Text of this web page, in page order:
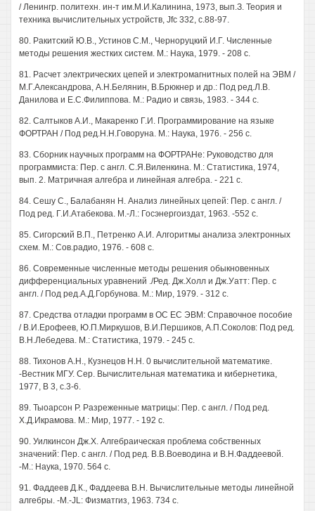
/ Ленингр. политехн. ин-т им.М.И.Калинина, 1973, вып.З. Теория и
техника вычислительных устройств, Jfc 332, с.88-97.
80. Ракитский Ю.В., Устинов С.М., Черноруцкий И.Г. Численные
методы решения жестких систем. М.: Наука, 1979. - 208 с.
81. Расчет электрических цепей и электромагнитных полей на ЭВМ /
М.Г.Александрова, А.Н.Белянин, В.Брюкнер и др.: Под ред.Л.В.
Данилова и Е.С.Филиппова. М.: Радио и связь, 1983. - 344 с.
82. Салтыков А.И., Макаренко Г.И. Программирование на языке
ФОРТРАН / Под ред.Н.Н.Говоруна. М.: Наука, 1976. - 256 с.
83. Сборник научных программ на ФОРТРАНе: Руководство для
программиста: Пер. с англ. С.Я.Виленкина. М.: Статистика, 1974,
вып. 2. Матричная алгебра и линейная алгебра. - 221 с.
84. Сешу С., Балабанян Н. Анализ линейных цепей: Пер. с англ. /
Под ред. Г.И.Атабекова. М.-Л.: Госэнергоиздат, 1963. -552 с.
85. Сигорский В.П., Петренко А.И. Алгоритмы анализа электронных
схем. М.: Сов.радио, 1976. - 608 с.
86. Современные численные методы решения обыкновенных
дифференциальных уравнений ./Ред. Дж.Холл и Дж.Уатт: Пер. с
англ. / Под ред.А.Д.Горбунова. М.: Мир, 1979. - 312 с.
87. Средства отладки программ в ОС ЕС ЭВМ: Справочное пособие
/ В.И.Ерофеев, Ю.П.Миркушов, В.И.Першиков, А.П.Соколов: Под ред.
В.Н.Лебедева. М.: Статистика, 1979. - 245 с.
88. Тихонов А.Н., Кузнецов Н.Н. 0 вычислительной математике.
-Вестник МГУ. Сер. Вычислительная математика и кибернетика,
1977, В 3, с.3-6.
89. Тыоарсон Р. Разреженные матрицы: Пер. с англ. / Под ред.
Х.Д.Икрамова. М.: Мир, 1977. - 192 с.
90. Уилкинсон Дж.Х. Алгебраическая проблема собственных
значений: Пер. с англ. / Под ред. В.В.Воеводина и В.Н.Фаддеевой.
-М.: Наука, 1970. 564 с.
91. Фаддеев Д.К., Фаддеева В.Н. Вычислительные методы линейной
алгебры. -M.-JL: Физматгиз, 1963. 734 с.